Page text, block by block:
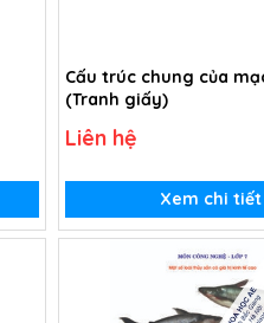
Cấu trúc chung của
(Tranh giấy)
Liên hệ
Xem chi tiết